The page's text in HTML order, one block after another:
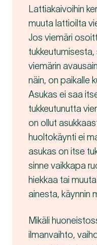
Lattiakaivoihin
muuta lattioilta
Jos viemäri
viemärin
näin, on paikalle
Asukas ei saa
tukkeutunutta
on ollut
huoltokäynti ei
asukas on itse
sinne vaikkapa
hiekkaa tai
ainesta, käynnin
Mikäli
ilmanvaihto,